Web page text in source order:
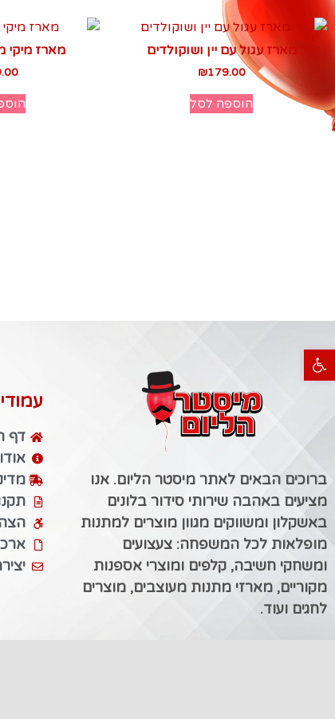
פתח סרגל נגישות
מארז עגול עם יין ושוקולדים
₪179.00
הוספה לסל
מארז מיקי
ברוכים הבאים לאתר מיסטר הליום. אנו
מציעים באהבה שירותי סידור בלונים
באשקלון ומשווקים מגוון מוצרים למתנות
מופלאות לכל המשפחה: צעצועים
ומשחקי חשיבה, קלפים ומוצרי אספנות
מקוריים, מארזי מתנות מעוצבים, מוצרים
לחגים ועוד.
דף